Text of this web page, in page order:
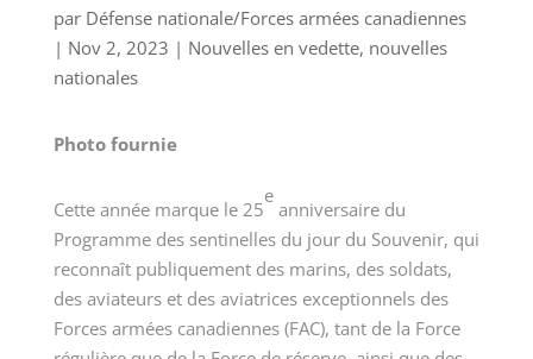
par Défense nationale/Forces armées canadiennes
| Nov 2, 2023 | Nouvelles en vedette, nouvelles
nationales
Photo fournie
Cette année marque le 25
e
anniversaire du
Programme des sentinelles du jour du Souvenir, qui
reconnaît publiquement des marins, des soldats,
des aviateurs et des aviatrices exceptionnels des
Forces armées canadiennes (FAC), tant de la Force